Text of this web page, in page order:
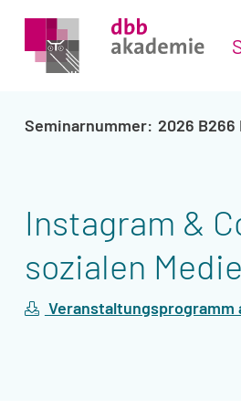
2026 B266
Instagram &
sozialen
Veranstaltungsprogramm